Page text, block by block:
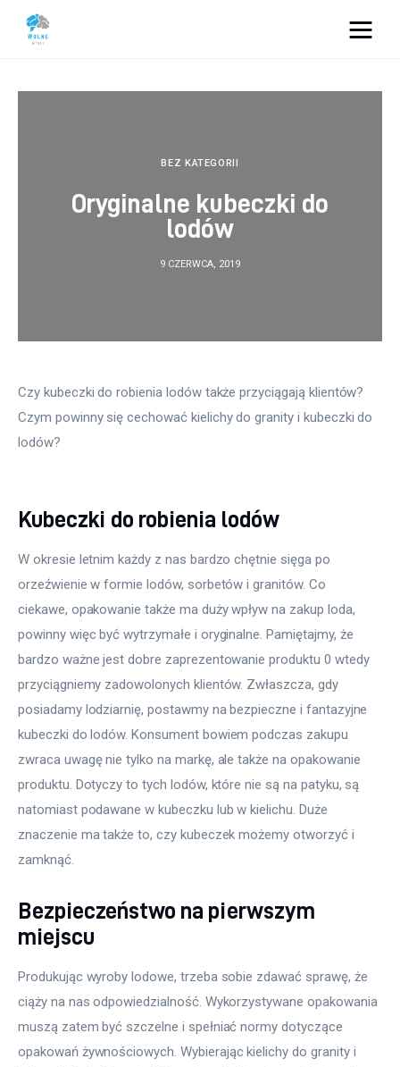
Dom i ogród
Więcej
BEZ KATEGORII
Oryginalne kubeczki do
lodów
9 CZERWCA, 2019
Czy kubeczki do robienia lodów także przyciągają klientów?
Czym powinny się cechować kielichy do granity i kubeczki do
lodów?
Kubeczki do robienia lodów
W okresie letnim każdy z nas bardzo chętnie sięga po
orzeźwienie w formie lodów, sorbetów i granitów. Co
ciekawe, opakowanie także ma duży wpływ na zakup loda,
powinny więc być wytrzymałe i oryginalne. Pamiętajmy, że
bardzo ważne jest dobre zaprezentowanie produktu 0 wtedy
przyciągniemy zadowolonych klientów. Zwłaszcza, gdy
posiadamy lodziarnię, postawmy na bezpieczne i fantazyjne
kubeczki do lodów. Konsument bowiem podczas zakupu
zwraca uwagę nie tylko na markę, ale także na opakowanie
produktu. Dotyczy to tych lodów, które nie są na patyku, są
natomiast podawane w kubeczku lub w kielichu. Duże
znaczenie ma także to, czy kubeczek możemy otworzyć i
zamknąć.
Bezpieczeństwo na pierwszym
miejscu
Produkując wyroby lodowe, trzeba sobie zdawać sprawę, że
ciąży na nas odpowiedzialność. Wykorzystywane opakowania
muszą zatem być szczelne i spełniać normy dotyczące
opakowań żywnościowych. Wybierając kielichy do granity i